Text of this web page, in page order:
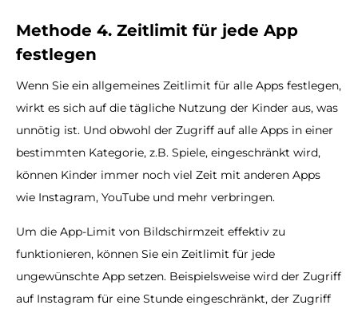
Methode 4. Zeitlimit für jede App
festlegen
Wenn Sie ein allgemeines Zeitlimit für alle Apps festlegen,
wirkt es sich auf die tägliche Nutzung der Kinder aus, was
unnötig ist. Und obwohl der Zugriff auf alle Apps in einer
bestimmten Kategorie, z.B. Spiele, eingeschränkt wird,
können Kinder immer noch viel Zeit mit anderen Apps
wie Instagram, YouTube und mehr verbringen.
Um die App-Limit von Bildschirmzeit effektiv zu
funktionieren, können Sie ein Zeitlimit für jede
ungewünschte App setzen. Beispielsweise wird der Zugriff
auf Instagram für eine Stunde eingeschränkt, der Zugriff